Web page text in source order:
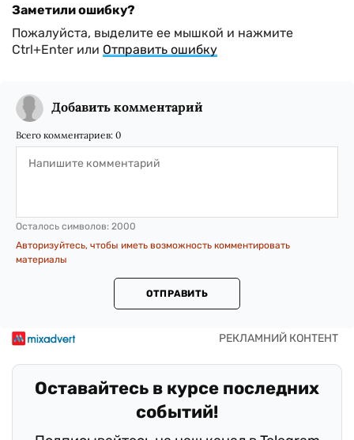
Заметили ошибку?
Пожалуйста, выделите ее мышкой и нажмите
Ctrl+Enter или Отправить ошибку
Добавить комментарий
Всего комментариев: 0
Осталось символов: 2000
Авторизуйтесь, чтобы иметь возможность комментировать
материалы
ОТПРАВИТЬ
Оставайтесь в курсе последних
событий!